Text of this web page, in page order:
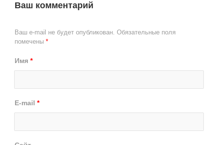
Ваш комментарий
Ваш e-mail не будет опубликован. Обязательные поля
помечены *
Имя *
E-mail *